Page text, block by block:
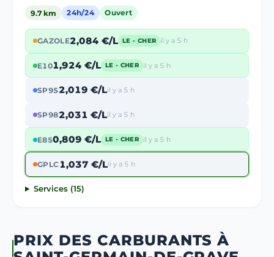
9.7 km 24h/24 Ouvert
GAZOLE2,084 €/L LE - CHER il y a 5 h
E101,924 €/L LE - CHER il y a 5 h
SP952,019 €/Lil y a 5 h
SP982,031 €/Lil y a 5 h
E850,809 €/L LE - CHER il y a 5 h
GPLC1,037 €/Lil y a 5 h
Services (15)
PRIX DES CARBURANTS À